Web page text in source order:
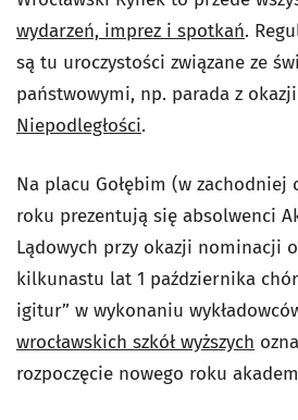
wydarzeń, imprez i spotkań.
są tu uroczystości związane ze
państwowymi, np. parada z okazji
Niepodległości.
Na placu Gołębim (w zachodniej
roku prezentują się absolwenci
Lądowych przy okazji nominacji
kilkunastu lat 1 października
igitur” w wykonaniu
wrocławskich szkół wyższych
rozpoczęcie nowego roku